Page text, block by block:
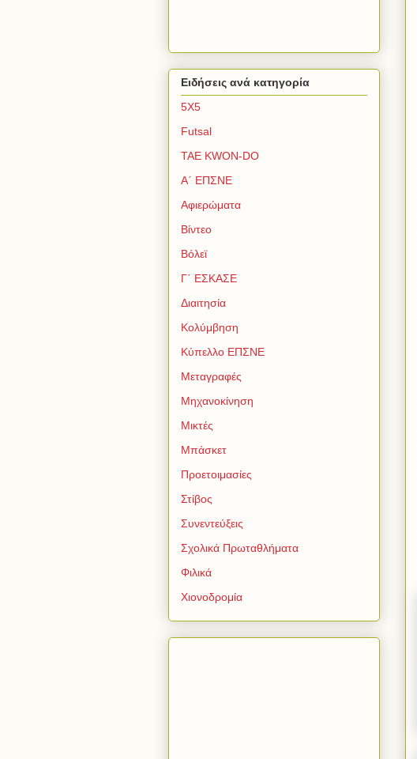
Ειδήσεις ανά κατηγορία
5Χ5
Futsal
TAE KWON-DO
Α΄ ΕΠΣΝΕ
Αφιερώματα
Βίντεο
Βόλεϊ
Γ΄ ΕΣΚΑΣΕ
Διαιτησία
Κολύμβηση
Κύπελλο ΕΠΣΝΕ
Μεταγραφές
Μηχανοκίνηση
Μικτές
Μπάσκετ
Προετοιμασίες
Στίβος
Συνεντεύξεις
Σχολικά Πρωταθλήματα
Φιλικά
Χιονοδρομία